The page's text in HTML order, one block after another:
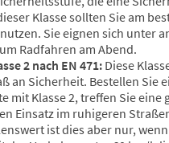
Klasse sollten Sie am
Sie eignen sich unter
Radfahren am Abend.
2 nach EN 471: Diese
an Sicherheit. Bestellen Sie
mit Klasse 2, treffen Sie eine
Einsatz im ruhigeren
ist dies aber nur,